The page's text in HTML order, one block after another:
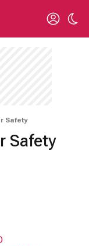
Safety
Safety